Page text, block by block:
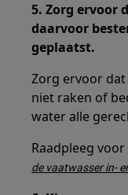
5. Zorg ervoor
daarvoor
geplaatst.
Zorg ervoor
niet raken of
water alle
Raadpleeg
de vaatwasser in-